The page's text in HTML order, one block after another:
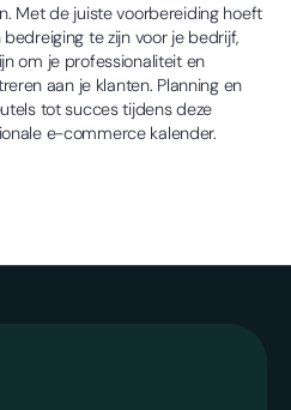
Met de juiste voorbereiding hoeft
te zijn voor je bedrijf,
om je professionaliteit en
aan je klanten. Planning en
tot succes tijdens deze
e-commerce kalender.